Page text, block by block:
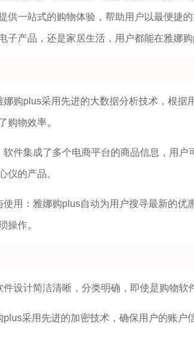
供一站式的购物体验，帮助用户以最便捷
子产品，还是家居生活，用户都能在雅娜购
娜购plus采用先进的大数据分析技术，根据
购物效率。
软件集成了多个电商平台的商品信息，用
仪的产品。
使用：雅娜购plus自动为用户搜寻最新的优
操作。
设计简洁清晰，分类明确，即使是购物软
采用先进的加密技术，确保用户的账户